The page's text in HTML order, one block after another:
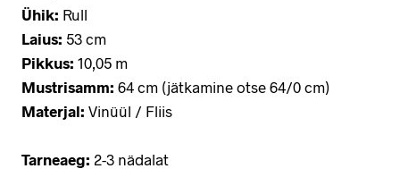
Ühik: Rull
Laius: 53 cm
Pikkus: 10,05 m
Mustrisamm: 64 cm (jätkamine otse 64/0 cm)
Materjal: Vinüül / Fliis
Tarneaeg: 2-3 nädalat